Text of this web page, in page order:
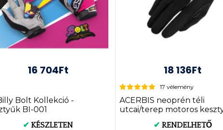
16 704Ft
Bolt Kollekció -
BI-001
✔KÉSZLETEN
18 136Ft
17 vélemény
ACERBIS neoprén téli
utcai/terep motoros
✔RENDELHETŐ